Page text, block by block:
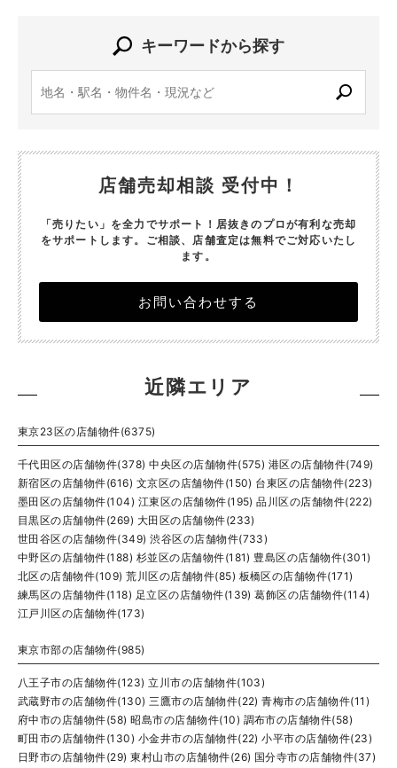
キーワードから探す
店舗売却相談 受付中！
「売りたい」を全力でサポート！居抜きのプロが有利な売却
をサポートします。 ご相談、店舗査定は無料でご対応いたし
ます。
お問い合わせする
近隣エリア
東京23区の店舗物件(6375)
千代田区の店舗物件(378) 中央区の店舗物件(575) 港区の店舗物件(749)
新宿区の店舗物件(616) 文京区の店舗物件(150) 台東区の店舗物件(223)
墨田区の店舗物件(104) 江東区の店舗物件(195) 品川区の店舗物件(222)
目黒区の店舗物件(269) 大田区の店舗物件(233)
世田谷区の店舗物件(349) 渋谷区の店舗物件(733)
中野区の店舗物件(188) 杉並区の店舗物件(181) 豊島区の店舗物件(301)
北区の店舗物件(109) 荒川区の店舗物件(85) 板橋区の店舗物件(171)
練馬区の店舗物件(118) 足立区の店舗物件(139) 葛飾区の店舗物件(114)
江戸川区の店舗物件(173)
東京市部の店舗物件(985)
八王子市の店舗物件(123) 立川市の店舗物件(103)
武蔵野市の店舗物件(130) 三鷹市の店舗物件(22) 青梅市の店舗物件(11)
府中市の店舗物件(58) 昭島市の店舗物件(10) 調布市の店舗物件(58)
町田市の店舗物件(130) 小金井市の店舗物件(22) 小平市の店舗物件(23)
日野市の店舗物件(29) 東村山市の店舗物件(26) 国分寺市の店舗物件(37)